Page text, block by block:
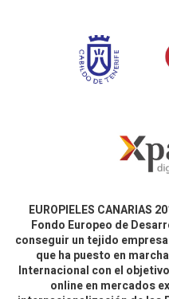
EUROPIELES CANARIAS
Fondo Europeo de
conseguir un tejido
que ha puesto en
Internacional con el
online en mercados